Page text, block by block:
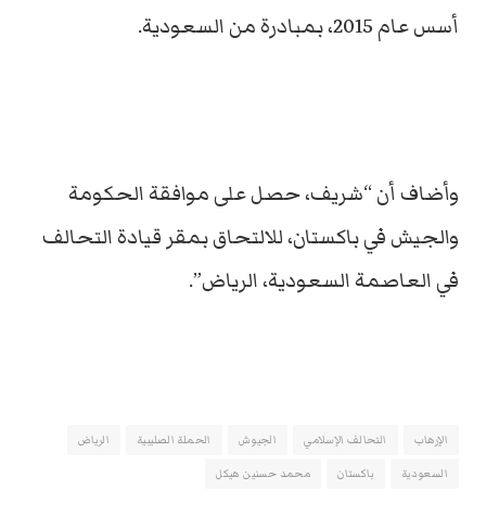
أسس عام 2015، بمبادرة من السعودية.
وأضاف أن “شريف، حصل على موافقة الحكومة
والجيش في باكستان، للالتحاق بمقر قيادة التحالف
في العاصمة السعودية، الرياض”.
الإرهاب التحالف الإسلامي الجيوش الحملة الصليبية
الرياض
السعودية
باكستان محمد حسنين هيكل